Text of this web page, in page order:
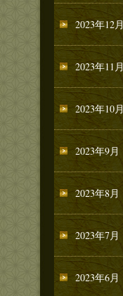
2023年12月
2023年11月
2023年10月
2023年9月
2023年8月
2023年7月
2023年6月